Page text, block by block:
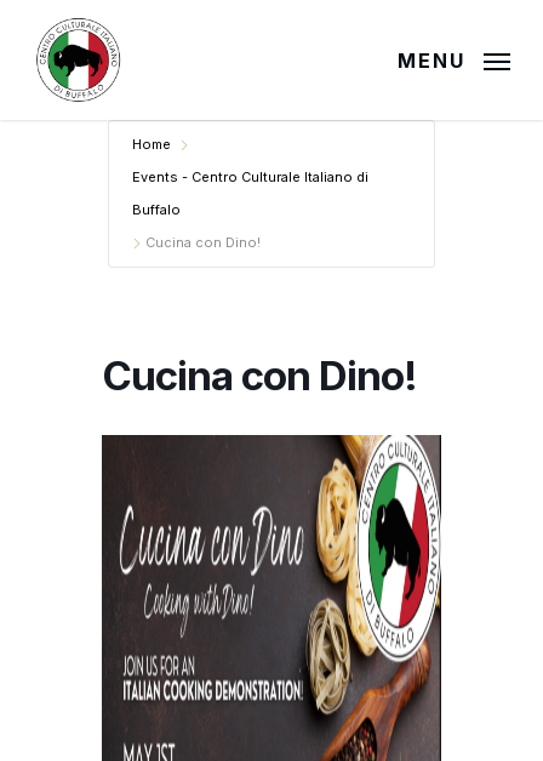
main
MENU
Home
Events - Centro Culturale Italiano di
Buffalo
Cucina con Dino!
Cucina con Dino!